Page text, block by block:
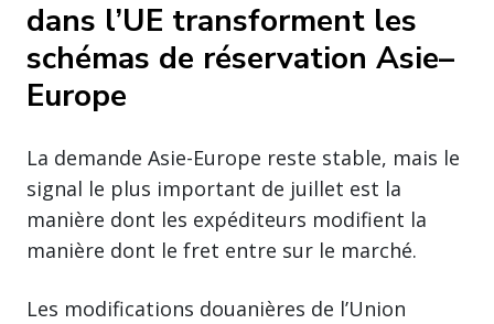
dans l’UE transforment les
schémas de réservation Asie–
Europe
La demande Asie-Europe reste stable, mais le
signal le plus important de juillet est la
manière dont les expéditeurs modifient la
manière dont le fret entre sur le marché.
Les modifications douanières de l’Union